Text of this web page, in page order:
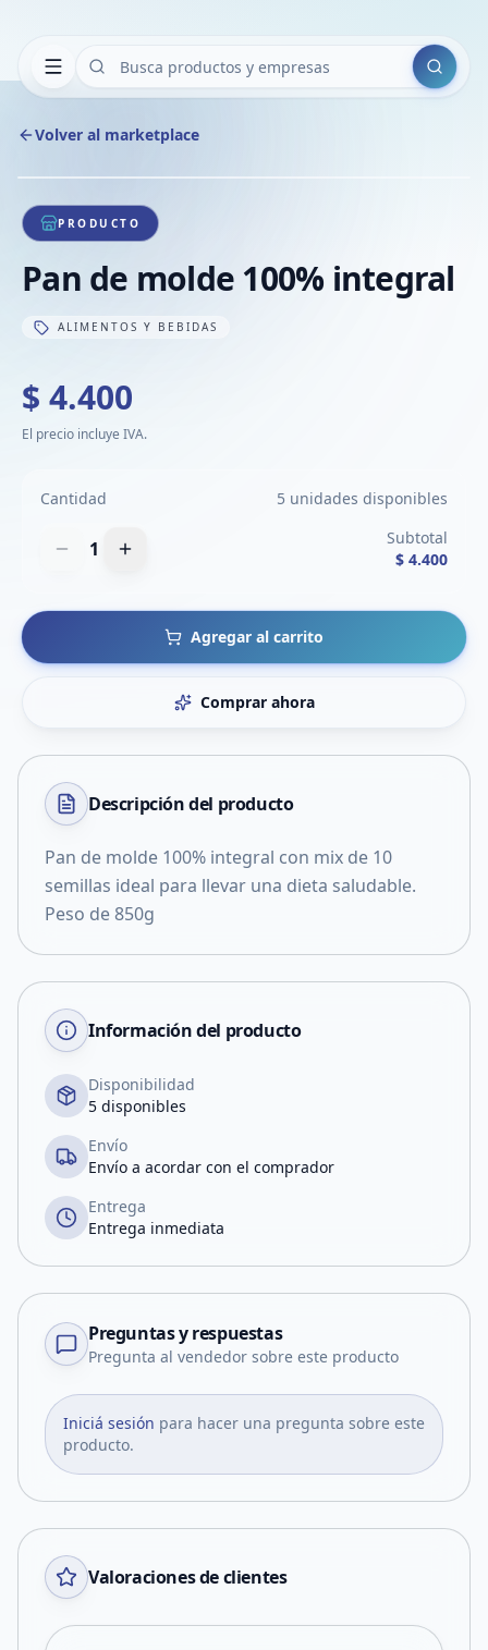
Buscar
Volver al marketplace
1/1
PRODUCTO
Pan de molde 100% integral
ALIMENTOS Y BEBIDAS
$ 4.400
El precio incluye IVA.
Cantidad 5 unidades disponibles
1
Subtotal
$ 4.400
Agregar al carrito
Comprar ahora
Descripción del producto
Pan de molde 100% integral con mix de 10
semillas ideal para llevar una dieta saludable.
Peso de 850g
Información del producto
Disponibilidad
5 disponibles
Envío
Envío a acordar con el comprador
Entrega
Entrega inmediata
Preguntas y respuestas
Pregunta al vendedor sobre este producto
Iniciá sesión para hacer una pregunta sobre este
producto.
Valoraciones de clientes